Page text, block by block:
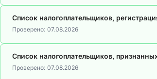
Список налогоплательщиков,
Проверено: 07.08.2026
Список налогоплательщиков,
Проверено: 07.08.2026